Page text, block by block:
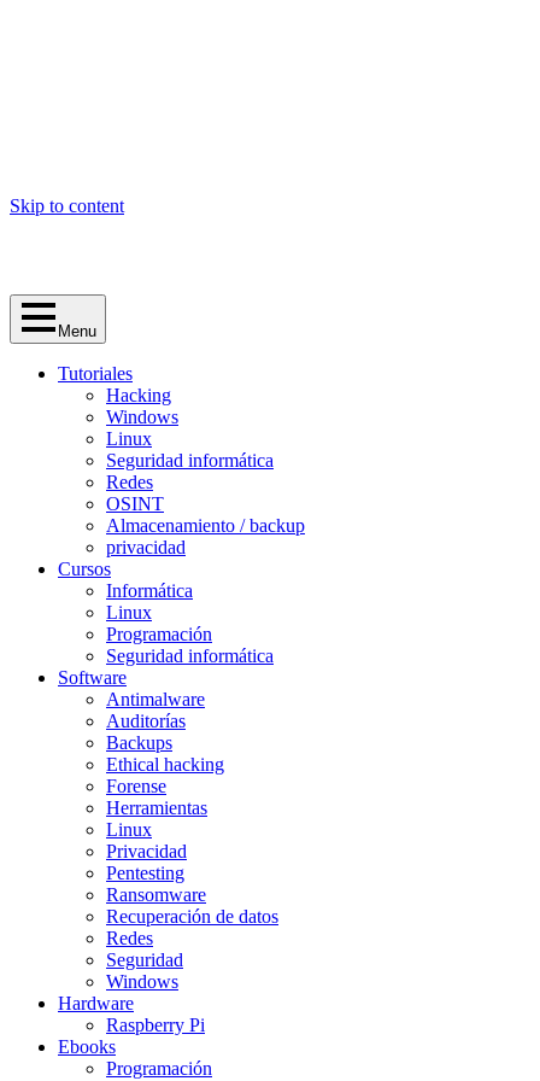
Skip to content
Menu
Tutoriales
Hacking
Windows
Linux
Seguridad informática
Redes
OSINT
Almacenamiento / backup
privacidad
Cursos
Informática
Linux
Programación
Seguridad informática
Software
Antimalware
Auditorías
Backups
Ethical hacking
Forense
Herramientas
Linux
Privacidad
Pentesting
Ransomware
Recuperación de datos
Redes
Seguridad
Windows
Hardware
Raspberry Pi
Ebooks
Programación